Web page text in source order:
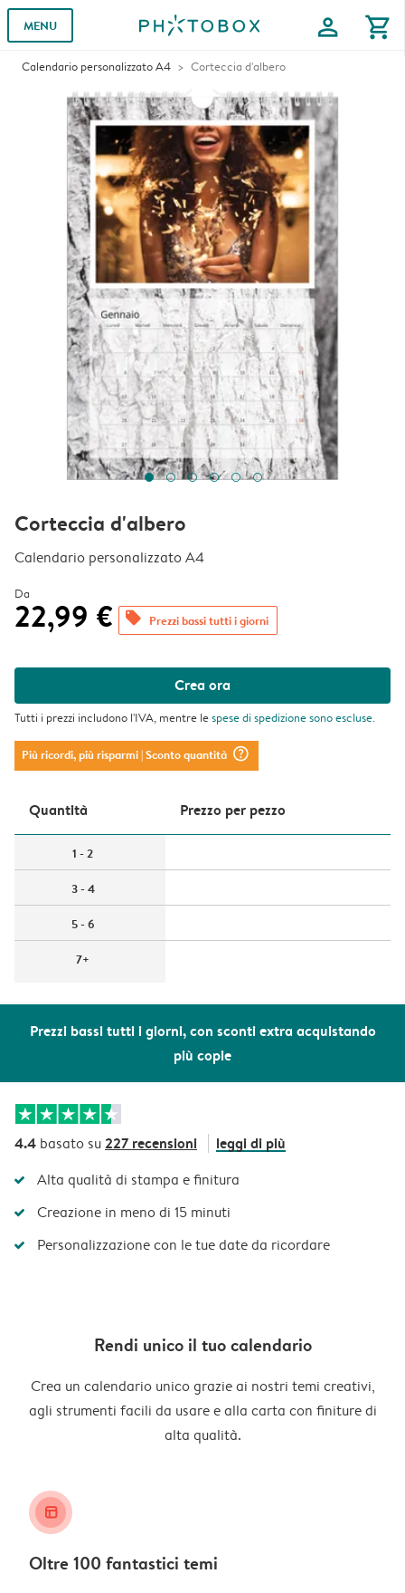
MENU profile shopping_cart
Calendario personalizzato A4 Corteccia d'albero
Prezzi bassi tutti i giorni, con sconti extra acquistando
più copie
Corteccia d'albero
Calendario personalizzato A4
Da
22,99 € offers Prezzi bassi tutti i giorni
Crea ora
Tutti i prezzi includono l'IVA, mentre lespese di spedizionesono escluse.
Più ricordi, più risparmi| Sconto quantità question_mark_circle
Quantità Prezzo per pezzo
1 - 2
3 - 4
5 - 6
7+
4.4 basato su227 recensioni leggi di più
Alta qualità di stampa e finitura
Creazione in meno di 15 minuti
Personalizzazione con le tue date da ricordare
Rendi unico il tuo calendario
Crea un calendario unico grazie ai nostri temi creativi,
agli strumenti facili da usare e alla carta con finiture di
alta qualità.
layout_alt
Oltre 100 fantastici temi